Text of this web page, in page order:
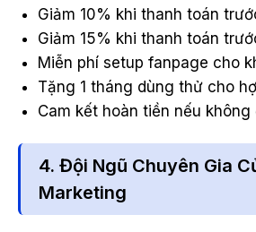
Giảm 10% khi thanh toán
Giảm 15% khi thanh toán
Miễn phí setup fanpage cho
Tặng 1 tháng dùng thử cho
Cam kết hoàn tiền nếu không
4. Đội Ngũ Chuyên Gia
Marketing